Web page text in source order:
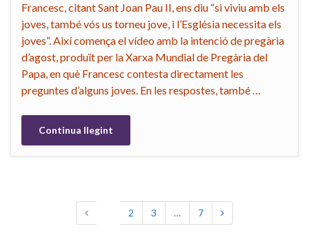
Francesc, citant Sant Joan Pau II, ens diu “si viviu amb els
joves, també vós us torneu jove, i l’Església necessita els
joves”. Així comença el vídeo amb la intenció de pregària
d’agost, produït per la Xarxa Mundial de Pregària del
Papa, en què Francesc contesta directament les
preguntes d’alguns joves. En les respostes, també …
Continua llegint
2 3 … 7